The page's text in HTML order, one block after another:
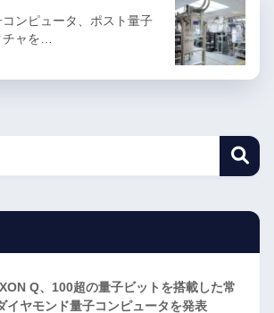
ンピュータ、ポスト量子
ャを…
Q、100超の量子ビットを搭載した常
イヤモンド量子コンピュータを発表